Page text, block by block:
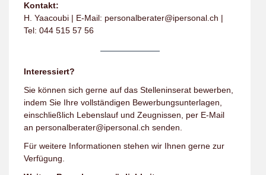
Kontakt:
H. Yaacoubi | E-Mail: personalberater@ipersonal.ch |
Tel: 044 515 57 56
Interessiert?
Sie können sich gerne auf das Stelleninserat bewerben,
indem Sie Ihre vollständigen Bewerbungsunterlagen,
einschließlich Lebenslauf und Zeugnissen, per E-Mail
an personalberater@ipersonal.ch senden.
Für weitere Informationen stehen wir Ihnen gerne zur
Verfügung.